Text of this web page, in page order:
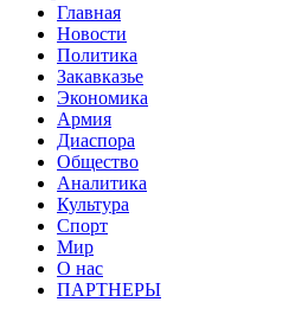
Главная
Новости
Политика
Закавказье
Экономика
Армия
Диаспора
Общество
Аналитика
Культура
Спорт
Мир
О нас
ПАРТНЕРЫ